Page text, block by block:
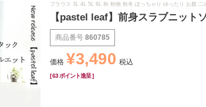
ブラウス 3L 4L 5L 6L 秋 秋物 秋冬 ぽっちゃり ゆったり お腹
【pastel leaf】前身スラブニット
商品番号 860785
価格 ¥3,490 税込
[63 ポイント進呈 ]